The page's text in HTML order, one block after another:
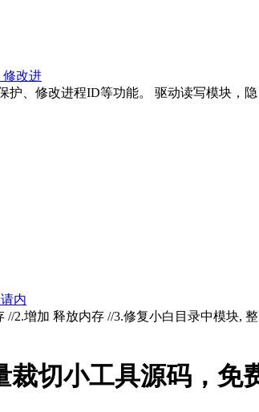
修改进
护、修改进程ID等功能。 驱动读写模块，隐
内
//2.增加 释放内存 //3.修复小白目录中模块, 整
裁切小工具源码，免